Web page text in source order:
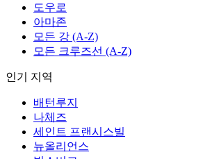
도우로
아마존
모든 강 (A-Z)
모든 크루즈선 (A-Z)
인기 지역
배턴루지
나체즈
세인트 프랜시스빌
뉴올리언스